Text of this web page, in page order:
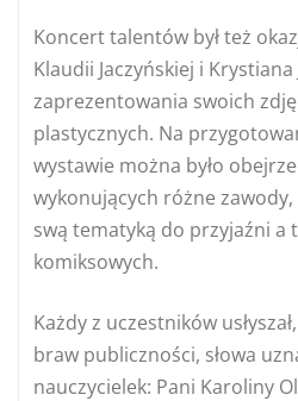
Koncert talentów był też
Klaudii Jaczyńskiej i
zaprezentowania swoich
plastycznych. Na
wystawie można było
wykonujących różne
swą tematyką do przyjaźni a
komiksowych.
Każdy z uczestników
braw publiczności, słowa
nauczycielek: Pani Karoliny